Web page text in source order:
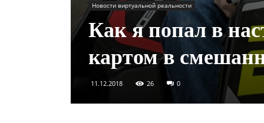
Новости виртуальной реальности
Как я попал в
картом в
11.12.2018 26 0